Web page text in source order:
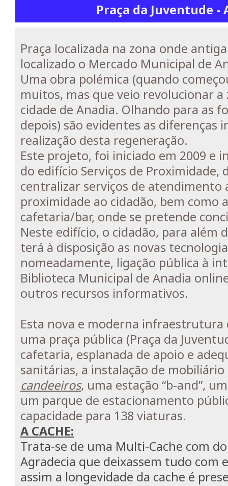
Praça da Juventude -
Praça localizada na zona onde
localizado o Mercado Municipal de
Uma obra polémica (quando
muitos, mas que veio revolucionar
cidade de Anadia. Olhando para as
depois) são evidentes as diferenças
realização desta regeneração.
Este projeto, foi iniciado em 2009 e
do edifício Serviços de Proximidade,
centralizar serviços de atendimento
proximidade ao cidadão, bem como
cafetaria/bar, onde se pretende
Neste edifício, o cidadão, para além
terá à disposição as novas
nomeadamente, ligação pública à
Biblioteca Municipal de Anadia
outros recursos informativos.
Esta nova e moderna infraestrutura
uma praça pública (Praça da
cafetaria, esplanada de apoio e
sanitárias, a instalação de
candeeiros, uma estação “b-and”,
um parque de estacionamento
capacidade para 138 viaturas.
A CACHE:
Trata-se de uma Multi-Cache com
Agradecia que deixassem tudo com
assim a longevidade da cache é